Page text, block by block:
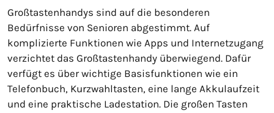
Großtastenhandys sind auf die besonderen
Bedürfnisse von Senioren abgestimmt. Auf
komplizierte Funktionen wie Apps und Internetzugang
verzichtet das Großtastenhandy überwiegend. Dafür
verfügt es über wichtige Basisfunktionen wie ein
Telefonbuch, Kurzwahltasten, eine lange Akkulaufzeit
und eine praktische Ladestation. Die großen Tasten